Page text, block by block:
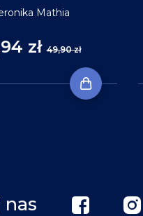
Mathia
zł49,90 zł
nas